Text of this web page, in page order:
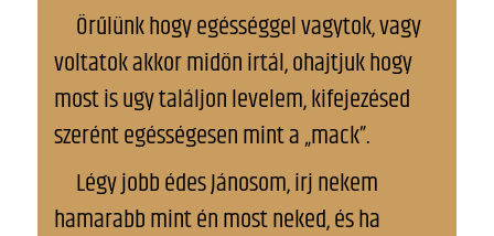
Örűlünk hogy egésséggel vagytok, vagy
voltatok akkor midön irtál, ohajtjuk hogy
most is ugy találjon levelem, kifejezésed
szerént egésségesen mint a „mack”.
Légy jobb édes Jánosom, irj nekem
hamarabb mint én most neked, és ha